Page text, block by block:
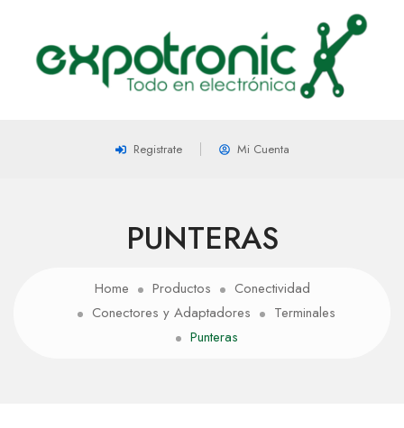
Registrate Mi Cuenta
PUNTERAS
Home Productos
Conectividad
Conectores y Adaptadores
Terminales
Punteras